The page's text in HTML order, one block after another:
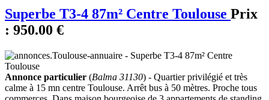
Superbe T3-4 87m² Centre Toulouse Prix
: 950.00 €
Annonce particulier (Balma 31130) - Quartier privilégié et très
calme à 15 mn centre Toulouse. Arrêt bus à 50 mètres. Proche tous